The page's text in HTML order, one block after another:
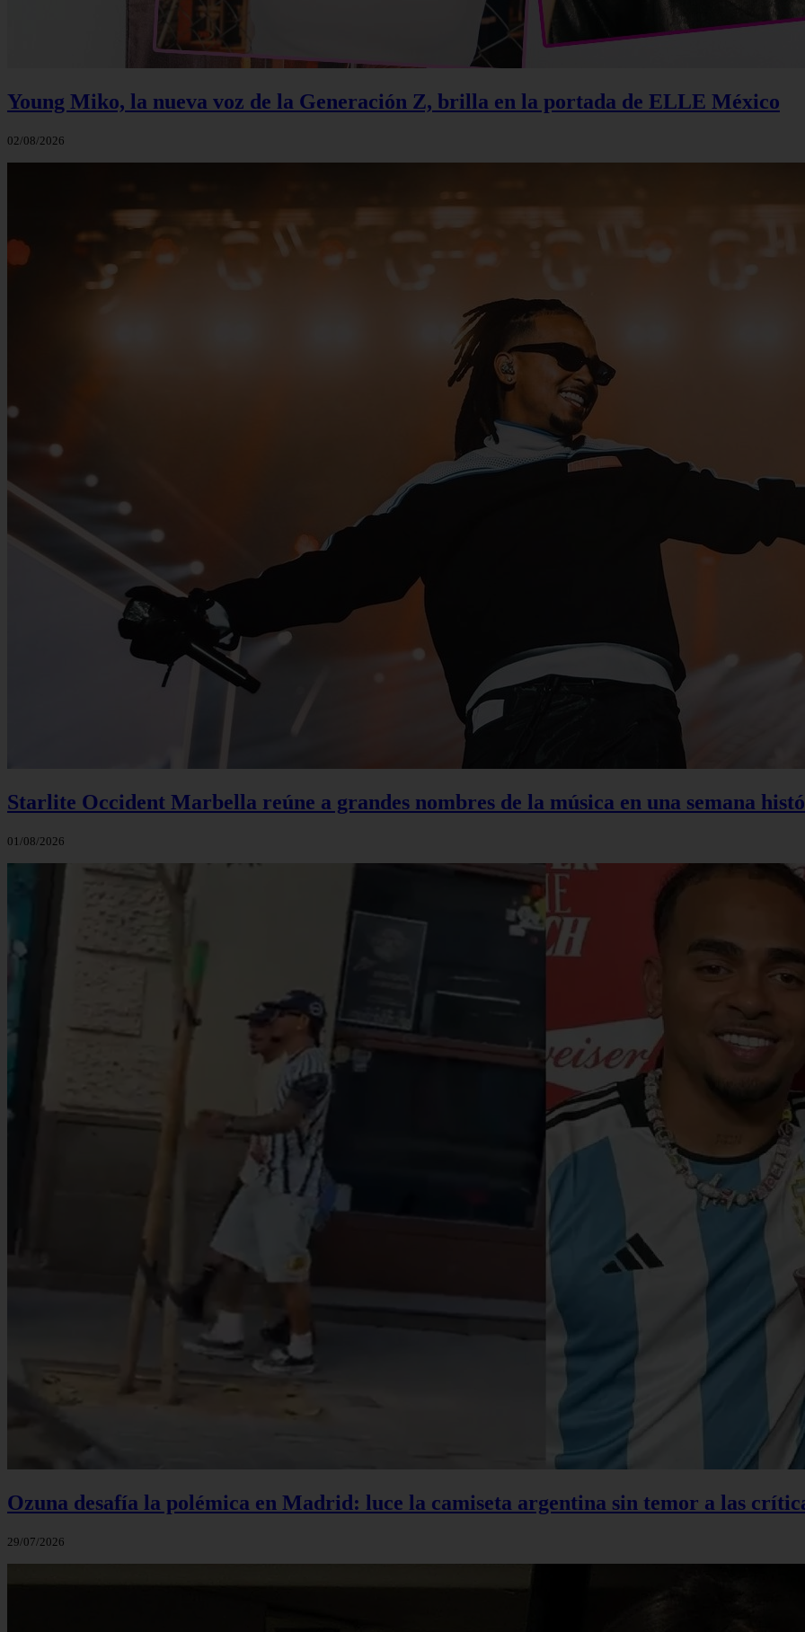
Young Miko, la nueva voz de la Generación Z, brilla en la portada de ELLE México
02/08/2026
Starlite Occident Marbella reúne a grandes nombres de la música en una semana
01/08/2026
Ozuna desafía la polémica en Madrid: luce la camiseta argentina sin temor a las
29/07/2026